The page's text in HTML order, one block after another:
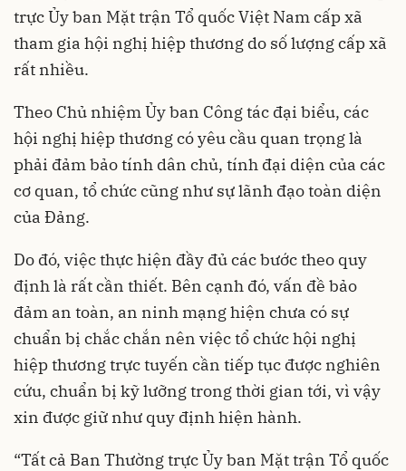
trực Ủy ban Mặt trận Tổ quốc Việt Nam cấp xã
tham gia hội nghị hiệp thương do số lượng cấp xã
rất nhiều.
Theo Chủ nhiệm Ủy ban Công tác đại biểu, các
hội nghị hiệp thương có yêu cầu quan trọng là
phải đảm bảo tính dân chủ, tính đại diện của các
cơ quan, tổ chức cũng như sự lãnh đạo toàn diện
của Đảng.
Do đó, việc thực hiện đầy đủ các bước theo quy
định là rất cần thiết. Bên cạnh đó, vấn đề bảo
đảm an toàn, an ninh mạng hiện chưa có sự
chuẩn bị chắc chắn nên việc tổ chức hội nghị
hiệp thương trực tuyến cần tiếp tục được nghiên
cứu, chuẩn bị kỹ lưỡng trong thời gian tới, vì vậy
xin được giữ như quy định hiện hành.
“Tất cả Ban Thường trực Ủy ban Mặt trận Tổ quốc